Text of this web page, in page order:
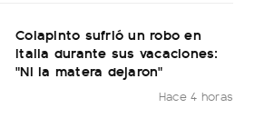
Colapinto sufrió un robo en
Italia durante sus vacaciones:
"Ni la matera dejaron"
Hace 4 horas